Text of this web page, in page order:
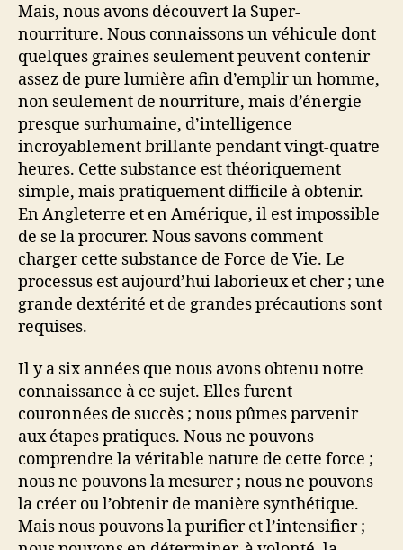
Mais, nous avons découvert la Super-
nourriture. Nous connaissons un véhicule dont
quelques graines seulement peuvent contenir
assez de pure lumière afin d’emplir un homme,
non seulement de nourriture, mais d’énergie
presque surhumaine, d’intelligence
incroyablement brillante pendant vingt-quatre
heures. Cette substance est théoriquement
simple, mais pratiquement difficile à obtenir.
En Angleterre et en Amérique, il est impossible
de se la procurer. Nous savons comment
charger cette substance de Force de Vie. Le
processus est aujourd’hui laborieux et cher ; une
grande dextérité et de grandes précautions sont
requises.
Il y a six années que nous avons obtenu notre
connaissance à ce sujet. Elles furent
couronnées de succès ; nous pûmes parvenir
aux étapes pratiques. Nous ne pouvons
comprendre la véritable nature de cette force ;
nous ne pouvons la mesurer ; nous ne pouvons
la créer ou l’obtenir de manière synthétique.
Mais nous pouvons la purifier et l’intensifier ;